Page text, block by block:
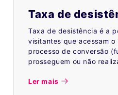
Taxa de
Taxa de desistência é a
visitantes que acessam o
processo de conversão
prosseguem ou não
Ler mais